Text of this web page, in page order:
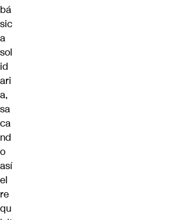
bá
sic
a
sol
id
ari
a,
sa
ca
nd
o
así
el
re
qu